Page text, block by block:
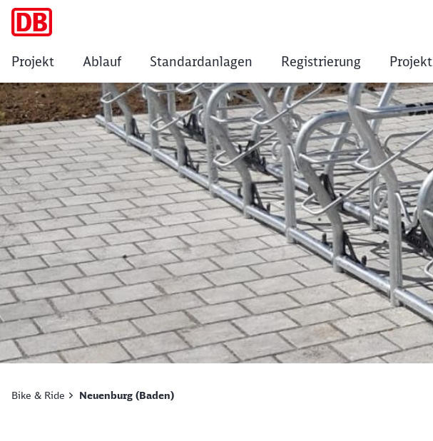
Neuenburg (Baden)
Projekt Ablauf Standardanlagen Registrierung
Bike & Ride Neuenburg (Baden)